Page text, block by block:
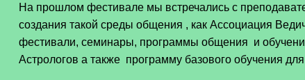
На прошлом фестивале мы встречались с
создания такой среды общения , как Ассоциация
фестивали, семинары, программы общения и
Астрологов а также программу базового обучения